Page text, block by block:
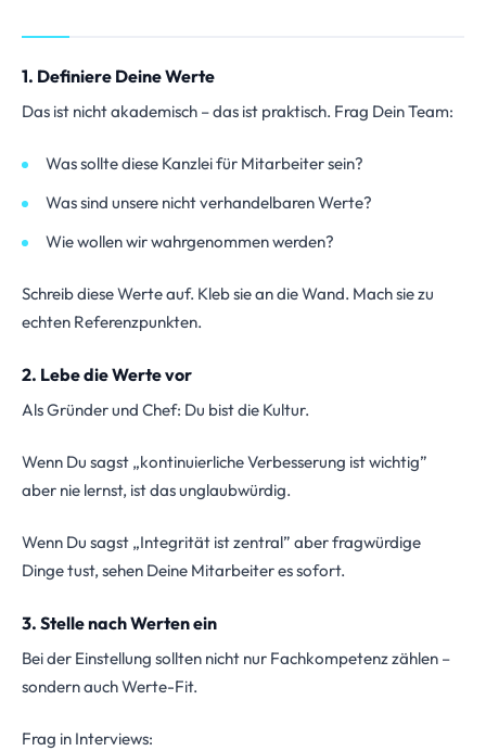
1. Definiere Deine Werte
Das ist nicht akademisch – das ist praktisch. Frag Dein Team:
Was sollte diese Kanzlei für Mitarbeiter sein?
Was sind unsere nicht verhandelbaren Werte?
Wie wollen wir wahrgenommen werden?
Schreib diese Werte auf. Kleb sie an die Wand. Mach sie zu
echten Referenzpunkten.
2. Lebe die Werte vor
Als Gründer und Chef: Du bist die Kultur.
Wenn Du sagst „kontinuierliche Verbesserung ist wichtig”
aber nie lernst, ist das unglaubwürdig.
Wenn Du sagst „Integrität ist zentral” aber fragwürdige
Dinge tust, sehen Deine Mitarbeiter es sofort.
3. Stelle nach Werten ein
Bei der Einstellung sollten nicht nur Fachkompetenz zählen –
sondern auch Werte-Fit.
Frag in Interviews: